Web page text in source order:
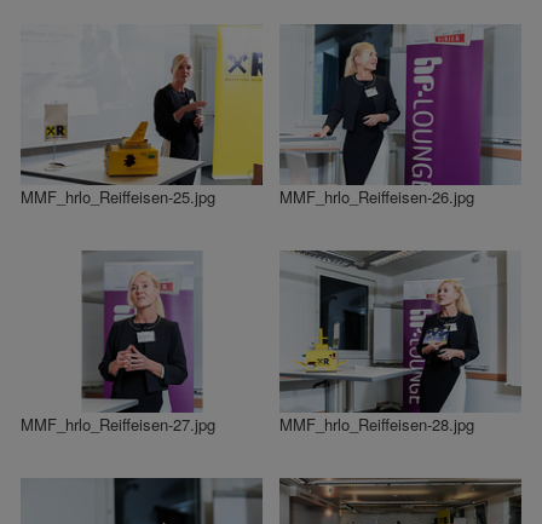
MMF_hrlo_Reiffeisen-25.jpg MMF_hrlo_Reiffeisen-26.jpg
MMF_hrlo_Reiffeisen-27.jpg MMF_hrlo_Reiffeisen-28.jpg